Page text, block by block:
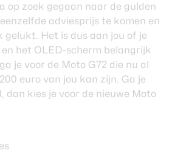
op zoek gegaan naar de gulden
adviesprijs te komen en
gelukt. Het is dus aan jou of je
het OLED-scherm belangrijk
je voor de Moto G72 die nu al
euro van jou kan zijn. Ga je
dan kies je voor de nieuwe Moto